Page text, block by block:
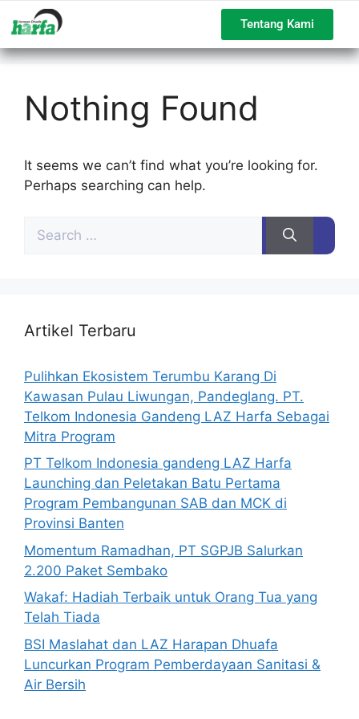
Tentang Kami
Nothing Found
It seems we can’t find what you’re looking for.
Perhaps searching can help.
Artikel Terbaru
Pulihkan Ekosistem Terumbu Karang Di
Kawasan Pulau Liwungan, Pandeglang. PT.
Telkom Indonesia Gandeng LAZ Harfa Sebagai
Mitra Program
PT Telkom Indonesia gandeng LAZ Harfa
Launching dan Peletakan Batu Pertama
Program Pembangunan SAB dan MCK di
Provinsi Banten
Momentum Ramadhan, PT SGPJB Salurkan
2.200 Paket Sembako
Wakaf: Hadiah Terbaik untuk Orang Tua yang
Telah Tiada
BSI Maslahat dan LAZ Harapan Dhuafa
Luncurkan Program Pemberdayaan Sanitasi &
Air Bersih